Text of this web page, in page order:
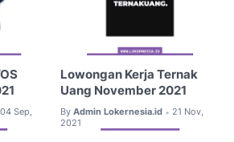
04 Sep,
Lowongan Kerja Ternak
Uang November 2021
By Admin Lokernesia.id • 21 Nov,
2021